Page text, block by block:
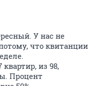
У нас не
что квитанции
из 98,
Процент